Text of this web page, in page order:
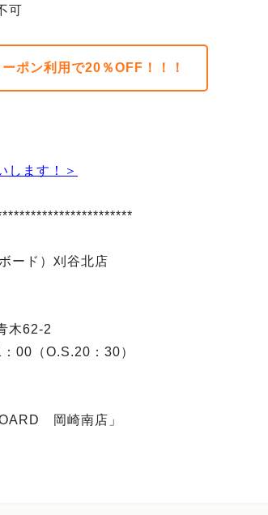
可
ーポン利用で20％OFF！！！
します！＞
ード）刈谷北店
木62-2
00（O.S.20：30）
岡崎南店」